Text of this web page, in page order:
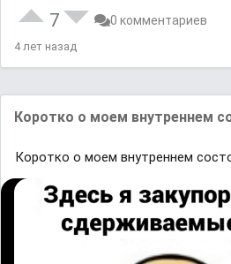
7 0 комментариев
4 лет назад
Коротко о моем внутреннем
Коротко о моем внутреннем